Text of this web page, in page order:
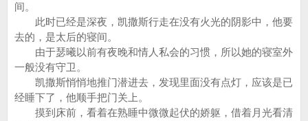
间。
此时已经是深夜，凯撒斯行走在没有火光的阴影中，他要
去的，是太后的寝间。
由于瑟曦以前有夜晚和情人私会的习惯，所以她的寝室外
一般没有守卫。
凯撒斯悄悄地推门潜进去，发现里面没有点灯，应该是已
经睡下了，他顺手把门关上。
摸到床前，看着在熟睡中微微起伏的娇躯，借着月光看清